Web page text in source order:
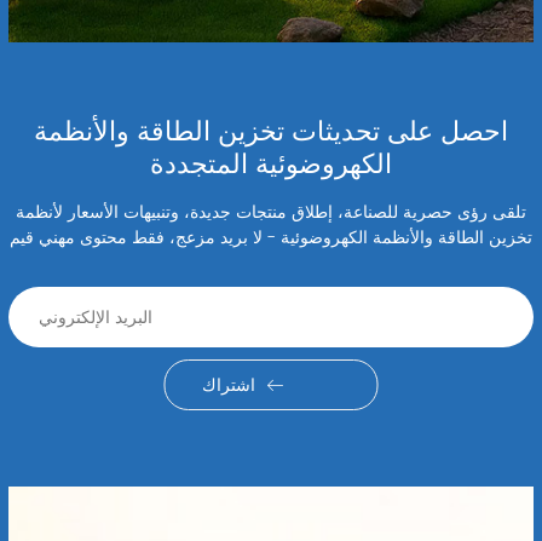
احصل على تحديثات تخزين الطاقة والأنظمة
الكهروضوئية المتجددة
تلقى رؤى حصرية للصناعة، إطلاق منتجات جديدة، وتنبيهات الأسعار لأنظمة
تخزين الطاقة والأنظمة الكهروضوئية - لا بريد مزعج، فقط محتوى مهني قيم
اشتراك